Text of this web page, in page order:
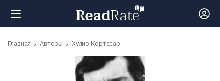
Поиск
Главная Авторы Хулио Кортасар